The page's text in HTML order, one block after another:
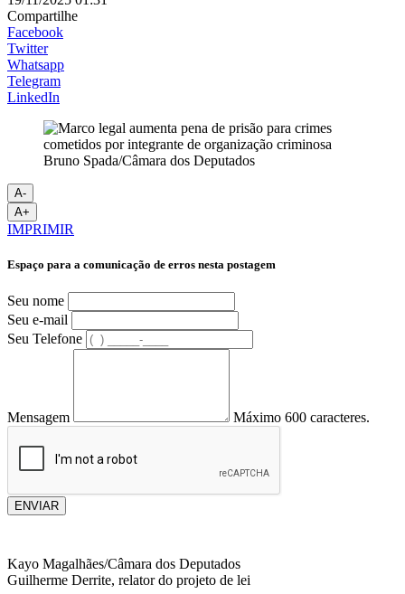
Compartilhe
Facebook
Twitter
Whatsapp
Telegram
LinkedIn
Bruno Spada/Câmara dos Deputados
A-
A+
IMPRIMIR
Espaço para a comunicação de erros nesta postagem
Seu nome
Seu e-mail
Seu Telefone
Mensagem Máximo 600 caracteres.
ENVIAR
Kayo Magalhães/Câmara dos Deputados
Guilherme Derrite, relator do projeto de lei